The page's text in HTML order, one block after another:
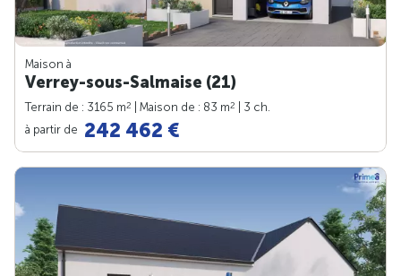
Maison à
Verrey-sous-Salmaise (21)
Terrain de : 3165 m2 | Maison de : 83 m2
| 3 ch.
à partir de 242 462 €